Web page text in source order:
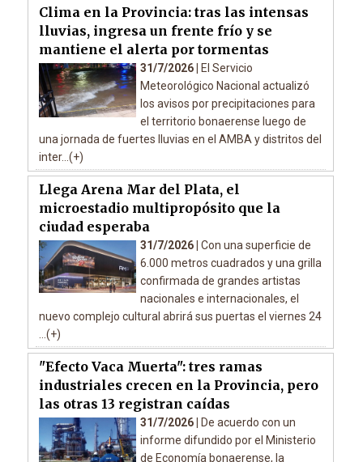
Clima en la Provincia: tras las intensas
lluvias, ingresa un frente frío y se
mantiene el alerta por tormentas
31/7/2026 |
El Servicio
Meteorológico Nacional actualizó
los avisos por precipitaciones para
el territorio bonaerense luego de
una jornada de fuertes lluvias en el AMBA y distritos del
inter...(+)
Llega Arena Mar del Plata, el
microestadio multipropósito que la
ciudad esperaba
31/7/2026 | Con una superficie de
6.000 metros cuadrados y una grilla
confirmada de grandes artistas
nacionales e internacionales, el
nuevo complejo cultural abrirá sus puertas el viernes 24
...(+)
"Efecto Vaca Muerta": tres ramas
industriales crecen en la Provincia, pero
las otras 13 registran caídas
31/7/2026 |
De acuerdo con un
informe difundido por el Ministerio
de Economía bonaerense, la